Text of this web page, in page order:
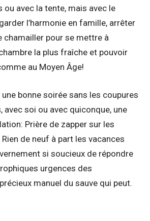
ou avec la tente, mais avec le
l’harmonie en famille, arrêter
chamailler pour se mettre à
la plus fraîche et pouvoir
au Moyen Âge!
bonne soirée sans les coupures
soi ou avec quiconque, une
Prière de zapper sur les
de neuf à part les vacances
si soucieux de répondre
urgences des
manuel du sauve qui peut.